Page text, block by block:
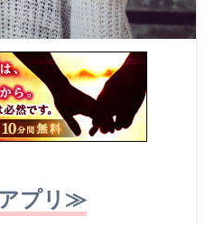
プリ≫